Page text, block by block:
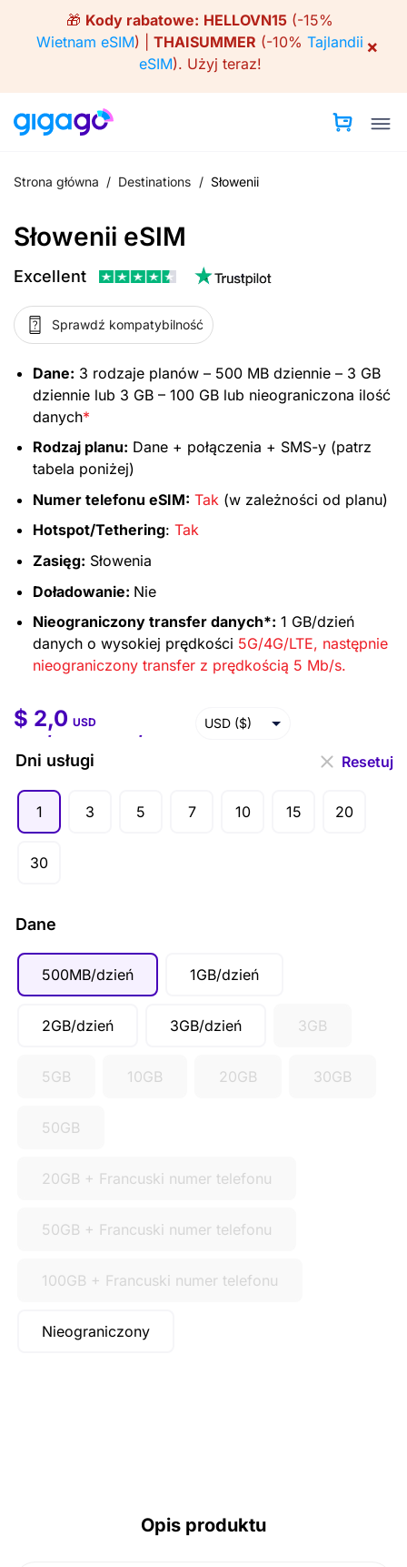
🎁 Kody rabatowe: HELLOVN15 (-15%
Wietnam eSIM) | THAISUMMER (-10% Tajlandii
eSIM). Użyj teraz!
×
Strona główna / Destinations / Słowenii
Słowenii eSIM
Excellent
Sprawdź kompatybilność
Dane: 3 rodzaje planów – 500 MB dziennie – 3 GB
dziennie lub 3 GB – 100 GB lub nieograniczona ilość
danych*
Rodzaj planu: Dane + połączenia + SMS-y (patrz
tabela poniżej)
Numer telefonu eSIM: Tak (w zależności od planu)
Hotspot/Tethering: Tak
Zasięg: Słowenia
Doładowanie: Nie
Nieograniczony transfer danych*: 1 GB/dzień
danych o wysokiej prędkości 5G/4G/LTE, następnie
nieograniczony transfer z prędkością 5 Mb/s.
$ 2,0 –$ USD ($)
AUD ($)
Dni usługi
1 3 5 7 10 15 20
30
Dane
500MB/dzień 1GB/dzień
2GB/dzień 3GB/dzień 3GB
5GB 10GB 20GB 30GB
50GB
20GB + Francuski numer telefonu
50GB + Francuski numer telefonu
100GB + Francuski numer telefonu
Nieograniczony
Resetuj
$ 2,0 USD
Opis produktu